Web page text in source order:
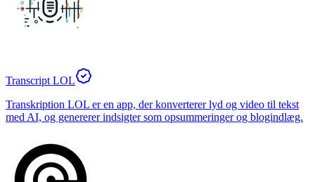
Transcript LOL
Transkription LOL er en app, der konverterer lyd og video til tekst
med AI, og genererer indsigter som opsummeringer og blogindlæg.